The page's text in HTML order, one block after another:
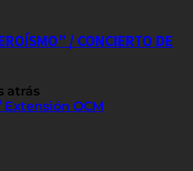
/ CONCIERTO DE
atrás
Extensión OCM